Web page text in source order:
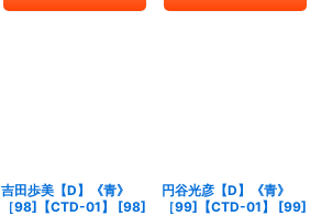
吉田歩美【D】《青》
［98]【CTD-01】
[98]
円谷光彦【D】《青》
［99]【CTD-01】
[99]